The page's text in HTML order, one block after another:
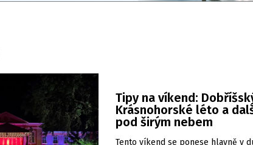
Tipy na víkend:
Krásnohorské léto a
pod širým nebem
Tento víkend se ponese hlavně v